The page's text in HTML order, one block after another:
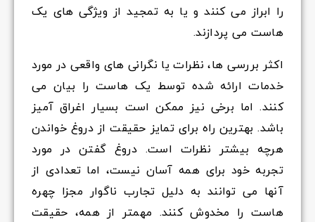
را ابراز می کنند و یا به تمجید از ویژگی های یک
هاست می پردازند.
اکثر بررسی ها، نظرات یا نگرانی های واقعی در مورد
خدمات ارائه شده توسط یک هاست را بیان می
کنند. اما برخی نیز ممکن است بسیار اغراق آمیز
باشد. بهترین راه برای تمایز حقیقت از دروغ خواندن
هرچه بیشتر نظرات است. دروغ گفتن در مورد
تجربه خود برای همه آسان نیست، اما تعدادی از
آنها می توانند به دلیل تجارب ناگوار مجزا چهره
هاست را مخدوش کنند. مهمتر از همه، حقیقت